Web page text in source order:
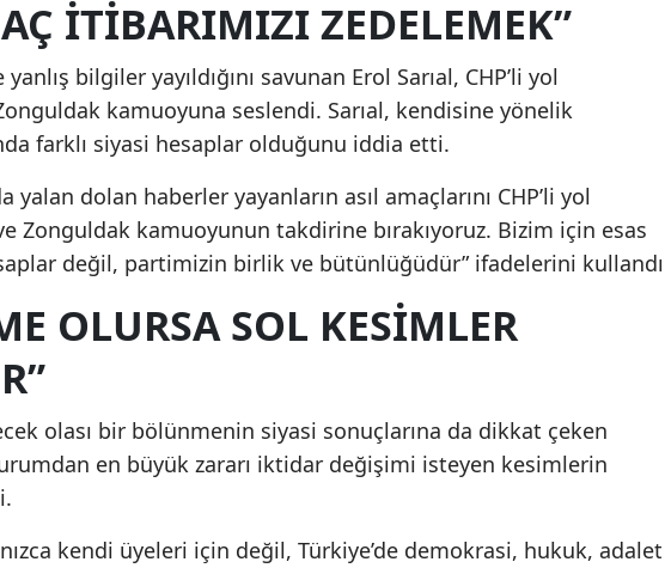
İTİBARIMIZI ZEDELEMEK”
bilgiler yayıldığını savunan Erol Sarıal, CHP’li yol
kamuoyuna seslendi. Sarıal, kendisine yönelik
farklı siyasi hesaplar olduğunu iddia etti.
yalan dolan haberler yayanların asıl amaçlarını CHP’li yol
Zonguldak kamuoyunun takdirine bırakıyoruz. Bizim için esas
değil, partimizin birlik ve bütünlüğüdür” ifadelerini
OLURSA SOL KESİMLER
olası bir bölünmenin siyasi sonuçlarına da dikkat çeken
en büyük zararı iktidar değişimi isteyen kesimlerin
kendi üyeleri için değil, Türkiye’de demokrasi, hukuk, adalet